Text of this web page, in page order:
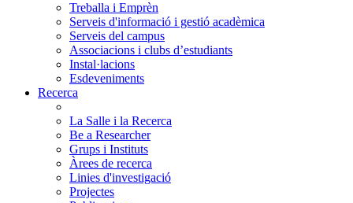
Treballa i Emprèn
Serveis d'informació i gestió acadèmica
Serveis del campus
Associacions i clubs d’estudiants
Instal·lacions
Esdeveniments
Recerca
La Salle i la Recerca
Be a Researcher
Grups i Instituts
Àrees de recerca
Linies d'investigació
Projectes